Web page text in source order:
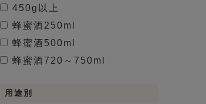
450g以上
蜂蜜酒250ml
蜂蜜酒500ml
蜂蜜酒720～750ml
用途別